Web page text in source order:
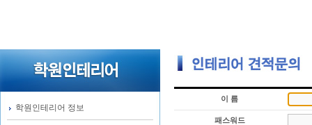
학원인테리어 정보
이 름
패스워드